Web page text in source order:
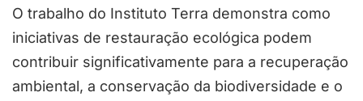
O trabalho do Instituto Terra demonstra como
iniciativas de restauração ecológica podem
contribuir significativamente para a recuperação
ambiental, a conservação da biodiversidade e o